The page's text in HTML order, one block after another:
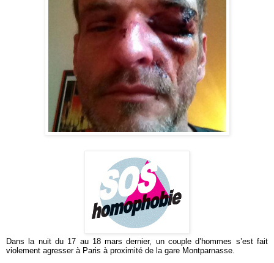
Dans la nuit du 17 au 18 mars dernier, un couple d’hommes s’est fait
violement agresser à Paris à proximité de la gare Montparnasse.